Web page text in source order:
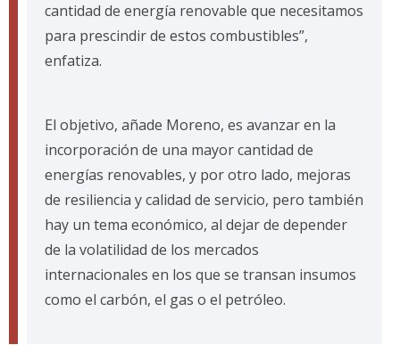
cantidad de energía renovable que necesitamos
para prescindir de estos combustibles”,
enfatiza.
El objetivo, añade Moreno, es avanzar en la
incorporación de una mayor cantidad de
energías renovables, y por otro lado, mejoras
de resiliencia y calidad de servicio, pero también
hay un tema económico, al dejar de depender
de la volatilidad de los mercados
internacionales en los que se transan insumos
como el carbón, el gas o el petróleo.